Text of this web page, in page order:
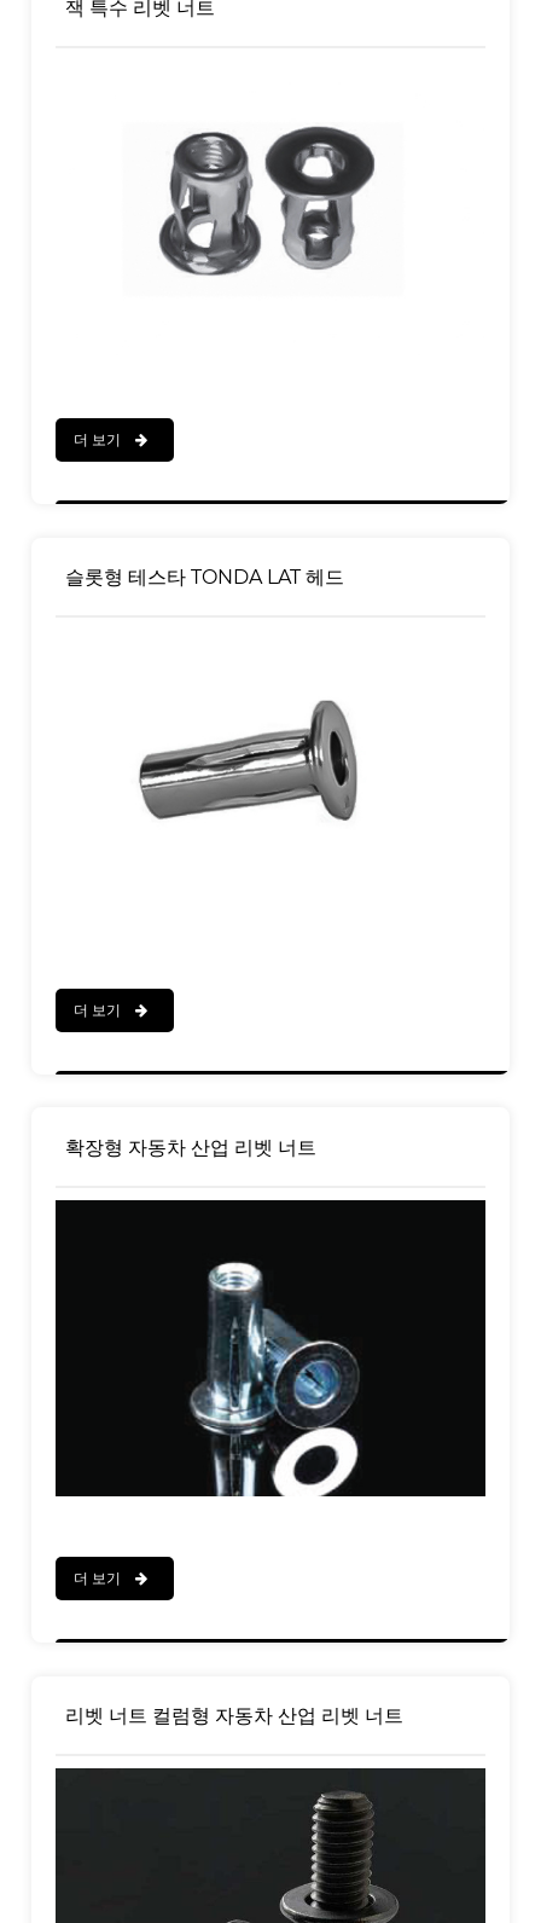
잭 특수 리벳 너트
더 보기
슬롯형 테스타 TONDA LAT 헤드
더 보기
확장형 자동차 산업 리벳 너트
더 보기
리벳 너트 컬럼형 자동차 산업 리벳 너트